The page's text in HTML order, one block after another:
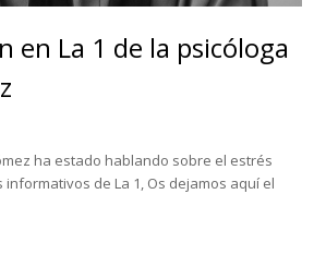
en La 1 de la psicóloga
ha estado hablando sobre el estrés
de La 1, Os dejamos aquí el